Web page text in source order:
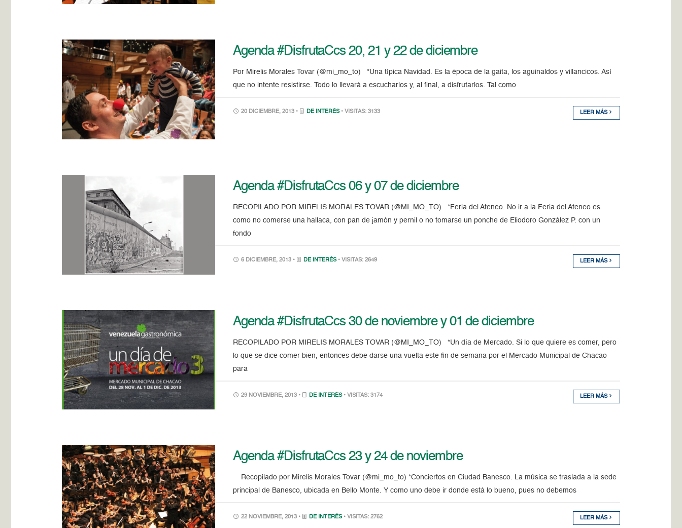
Agenda #DisfrutaCcs 20, 21 y 22 de diciembre
Por Mirelis Morales Tovar (@mi_mo_to) *Una típica Navidad. Es la época de la gaita, los aguinaldos y villancicos. Así
que no intente resistirse. Todo lo llevará a escucharlos y, al final, a disfrutarlos. Tal como
20 DICIEMBRE, 2013 • DE INTERÉS • VISITAS: 3133 LEER MÁS
Agenda #DisfrutaCcs 06 y 07 de diciembre
RECOPILADO POR MIRELIS MORALES TOVAR (@MI_MO_TO) *Feria del Ateneo. No ir a la Feria del Ateneo es
como no comerse una hallaca, con pan de jamón y pernil o no tomarse un ponche de Eliodoro González P. con un
fondo
6 DICIEMBRE, 2013 • DE INTERÉS • VISITAS: 2649 LEER MÁS
Agenda #DisfrutaCcs 30 de noviembre y 01 de diciembre
RECOPILADO POR MIRELIS MORALES TOVAR (@MI_MO_TO) *Un día de Mercado. Si lo que quiere es comer, pero
lo que se dice comer bien, entonces debe darse una vuelta este fin de semana por el Mercado Municipal de Chacao
para
29 NOVIEMBRE, 2013 • DE INTERÉS • VISITAS: 3174 LEER MÁS
Agenda #DisfrutaCcs 23 y 24 de noviembre
Recopilado por Mirelis Morales Tovar (@mi_mo_to) *Conciertos en Ciudad Banesco. La música se traslada a la sede
principal de Banesco, ubicada en Bello Monte. Y como uno debe ir donde está lo bueno, pues no debemos
22 NOVIEMBRE, 2013 • DE INTERÉS • VISITAS: 2762 LEER MÁS